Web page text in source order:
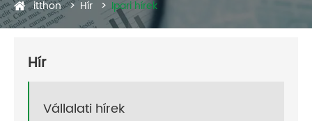
itthon Hír Ipari hírek
Hír
Vállalati hírek